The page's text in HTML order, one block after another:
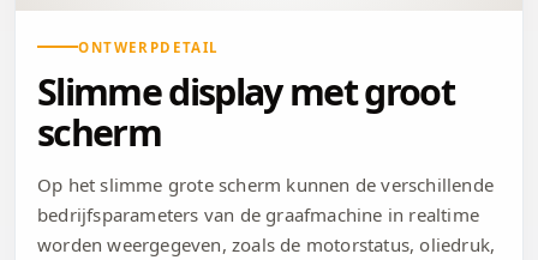
ONTWERPDETAIL
Slimme display met groot
scherm
Op het slimme grote scherm kunnen de verschillende
bedrijfsparameters van de graafmachine in realtime
worden weergegeven, zoals de motorstatus, oliedruk,